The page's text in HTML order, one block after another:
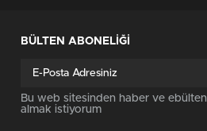
BÜLTEN ABONELİĞİ
Bu web sitesinden haber ve ebülten
almak istiyorum